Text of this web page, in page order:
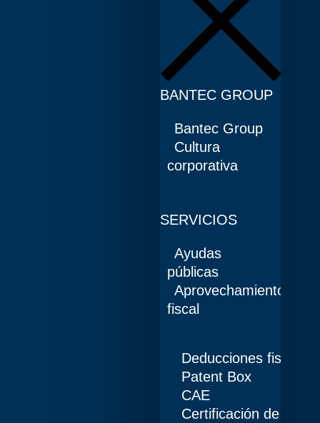
BANTEC GROUP
Bantec Group
Cultura
corporativa
SERVICIOS
Ayudas
públicas
Aprovechamiento
fiscal
Deducciones fiscales
Patent Box
CAE
Certificación de